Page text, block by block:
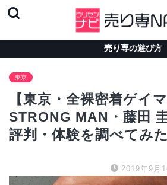
売り専の遊び方
東京
【東京・全裸密着ゲイ
STRONG MAN・藤田
評判・体験を調べてみた
2019年9月